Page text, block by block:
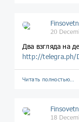
20
Два взгляда на
http://telegra.ph/
Читать полностью…
18